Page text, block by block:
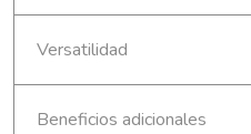
Versatilidad
Beneficios adicionales